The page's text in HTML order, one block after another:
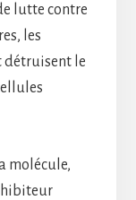
lutte contre
les
détruisent le
molécule,